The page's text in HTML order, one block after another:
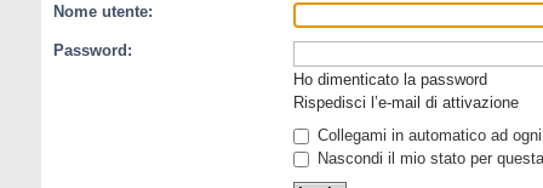
Nome utente:
Password:
Ho dimenticato la password
Rispedisci l’e-mail di attivazione
Collegami in automatico ad
Nascondi il mio stato per